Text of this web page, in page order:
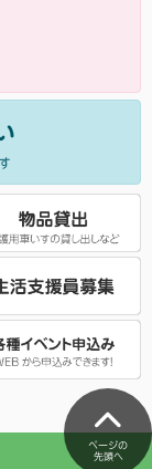
ページの
先頭へ